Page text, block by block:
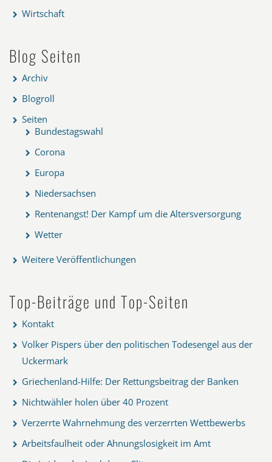
Wirtschaft
Blog Seiten
Archiv
Blogroll
Seiten
Bundestagswahl
Corona
Europa
Niedersachsen
Rentenangst! Der Kampf um die Altersversorgung
Wetter
Weitere Veröffentlichungen
Top-Beiträge und Top-Seiten
Kontakt
Volker Pispers über den politischen Todesengel aus der
Uckermark
Griechenland-Hilfe: Der Rettungsbeitrag der Banken
Nichtwähler holen über 40 Prozent
Verzerrte Wahrnehmung des verzerrten Wettbewerbs
Arbeitsfaulheit oder Ahnungslosigkeit im Amt